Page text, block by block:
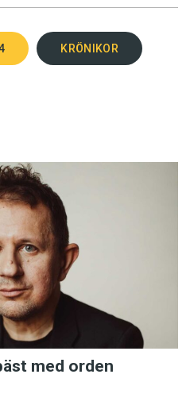
KRÖNIKOR
med orden